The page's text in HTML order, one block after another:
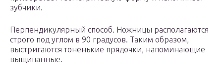
зубчики.
Перпендикулярный способ. Ножницы располагаются
строго под углом в 90 градусов. Таким образом,
выстригаются тоненькие прядочки, напоминающие
выщипанные.